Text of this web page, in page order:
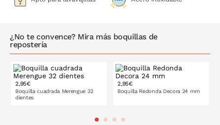
¿No te convence? Mira más boquillas de
repostería
2,95€
Boquilla cuadrada Merengue 32
dientes
2,95€
Boquilla Redonda Decora 24 mm